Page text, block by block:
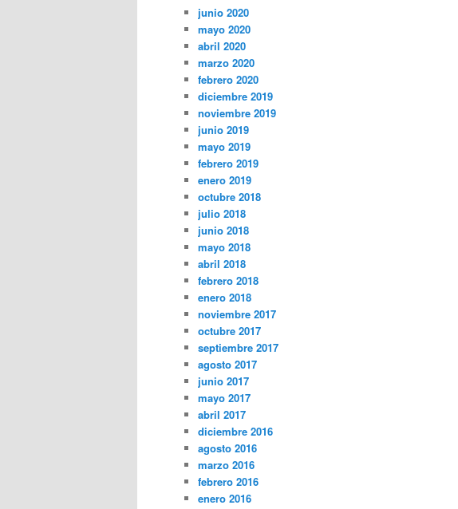
junio 2020
mayo 2020
abril 2020
marzo 2020
febrero 2020
diciembre 2019
noviembre 2019
junio 2019
mayo 2019
febrero 2019
enero 2019
octubre 2018
julio 2018
junio 2018
mayo 2018
abril 2018
febrero 2018
enero 2018
noviembre 2017
octubre 2017
septiembre 2017
agosto 2017
junio 2017
mayo 2017
abril 2017
diciembre 2016
agosto 2016
marzo 2016
febrero 2016
enero 2016